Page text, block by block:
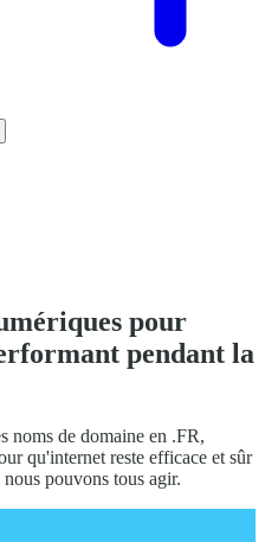
pour
pendant la
noms de domaine en .FR,
qu'internet reste efficace et sûr
pouvons tous agir.